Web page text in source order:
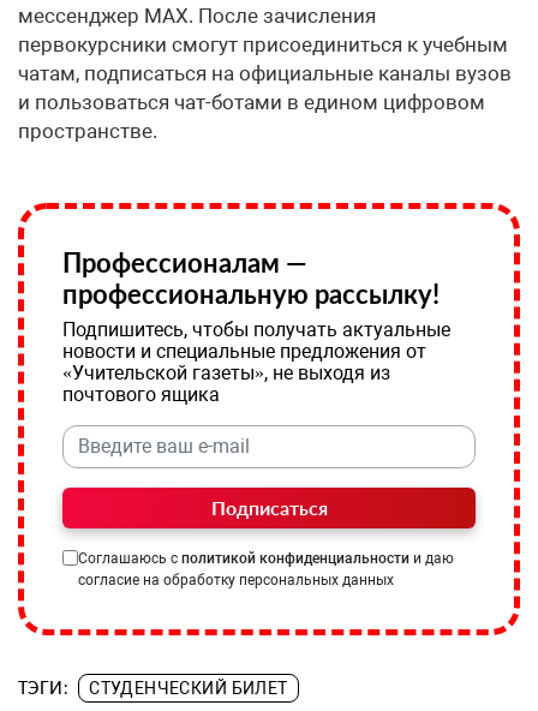
мессенджер MAX. После зачисления
первокурсники смогут присоединиться к учебным
чатам, подписаться на официальные каналы вузов
и пользоваться чат-ботами в едином цифровом
пространстве.
Профессионалам —
профессиональную рассылку!
Подпишитесь, чтобы получать актуальные
новости и специальные предложения от
«Учительской газеты», не выходя из
почтового ящика
Подписаться
Соглашаюсь с политикой конфиденциальности и даю
согласие на обработку персональных данных
ТЭГИ: СТУДЕНЧЕСКИЙ БИЛЕТ